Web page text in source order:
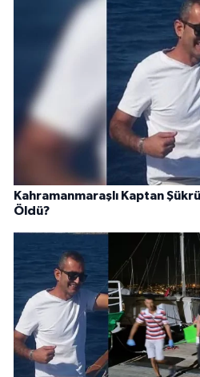
Kahramanmaraşlı Kaptan
Öldü?